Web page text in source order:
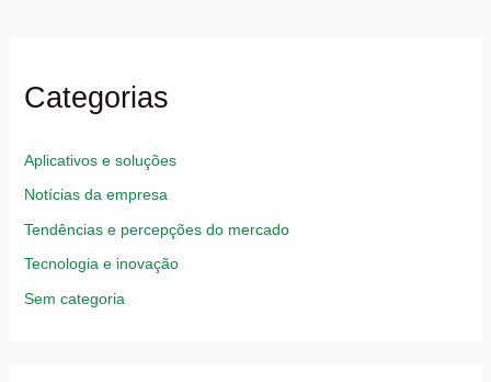
Categorias
Aplicativos e soluções
Notícias da empresa
Tendências e percepções do mercado
Tecnologia e inovação
Sem categoria